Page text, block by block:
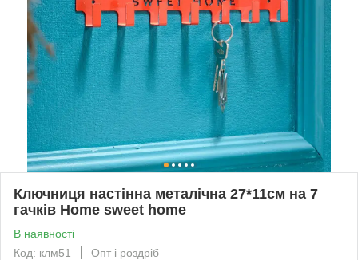
Ключниця настінна металічна 27*11см на 7
гачків Home sweet home
В наявності
Код: клм51
Опт і роздріб